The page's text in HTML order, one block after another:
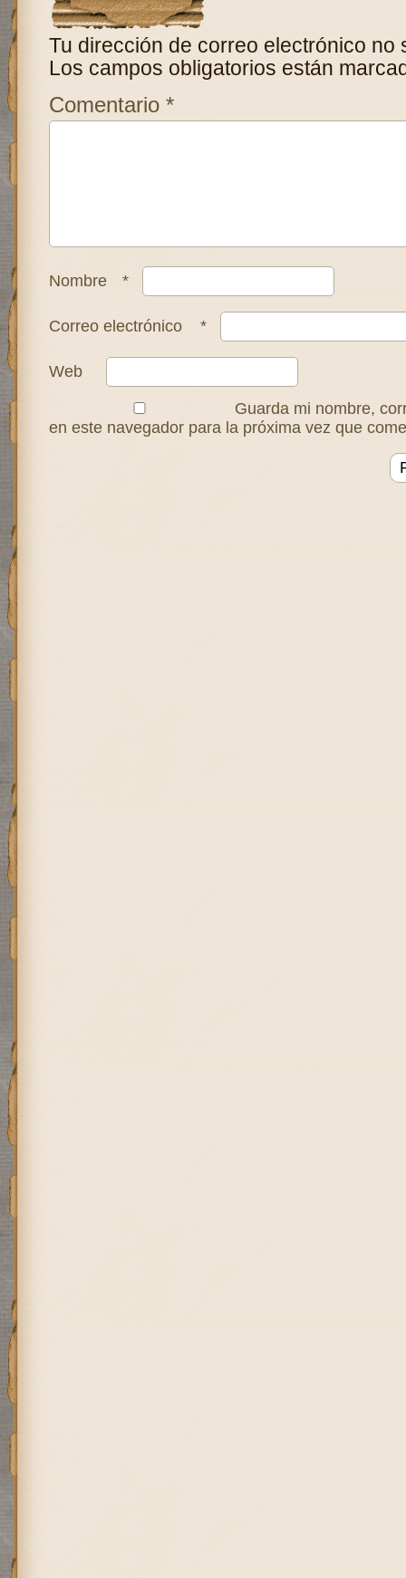
Tu dirección de correo electrónico no
Los campos obligatorios están
Comentario *
Nombre *
Correo electrónico *
Web
Guarda mi nombre,
en este navegador para la próxima vez que